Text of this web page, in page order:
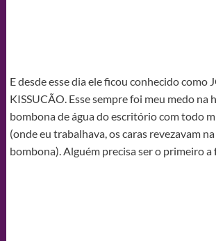
E desde esse dia ele ficou conhecido como
KISSUCÃO. Esse sempre foi meu medo na
bombona de água do escritório com todo
(onde eu trabalhava, os caras revezavam
bombona). Alguém precisa ser o primeiro a